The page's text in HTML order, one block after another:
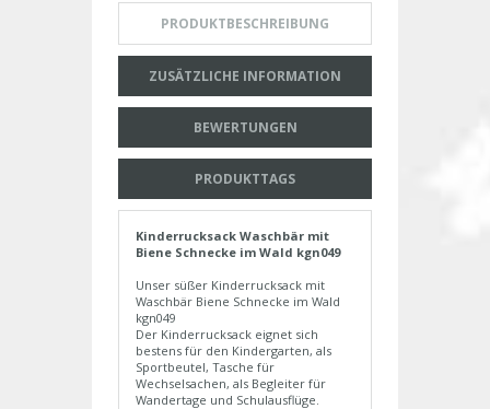
PRODUKTBESCHREIBUNG
ZUSÄTZLICHE INFORMATION
BEWERTUNGEN
PRODUKTTAGS
Kinderrucksack Waschbär mit
Biene Schnecke im Wald kgn049
Unser süßer Kinderrucksack mit
Waschbär Biene Schnecke im Wald
kgn049
Der Kinderrucksack eignet sich
bestens für den Kindergarten, als
Sportbeutel, Tasche für
Wechselsachen, als Begleiter für
Wandertage und Schulausflüge.